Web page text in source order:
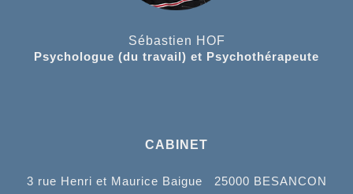
Sébastien HOF
Psychologue (du travail) et Psychothérapeute
CABINET
3 rue Henri et Maurice Baigue 25000 BESANCON